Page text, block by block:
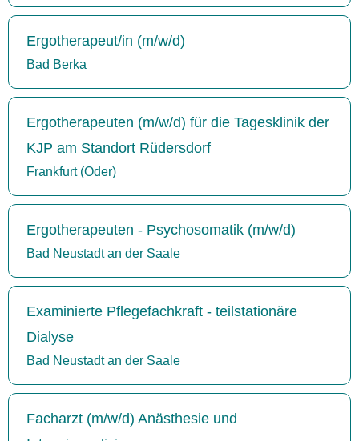
Ergotherapeut/in (m/w/d)
Bad Berka
Ergotherapeuten (m/w/d) für die Tagesklinik der
KJP am Standort Rüdersdorf
Frankfurt (Oder)
Ergotherapeuten - Psychosomatik (m/w/d)
Bad Neustadt an der Saale
Examinierte Pflegefachkraft - teilstationäre
Dialyse
Bad Neustadt an der Saale
Facharzt (m/w/d) Anästhesie und